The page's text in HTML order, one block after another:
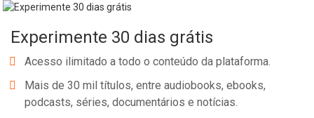
Experimente 30 dias grátis
Acesso ilimitado a todo o conteúdo da plataforma.
Mais de 30 mil títulos, entre audiobooks, ebooks,
podcasts, séries, documentários e notícias.